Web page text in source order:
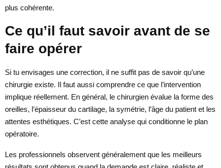
plus cohérente.
Ce qu’il faut savoir avant de se
faire opérer
Si tu envisages une correction, il ne suffit pas de savoir qu’une
chirurgie existe. Il faut aussi comprendre ce que l’intervention
implique réellement. En général, le chirurgien évalue la forme des
oreilles, l’épaisseur du cartilage, la symétrie, l’âge du patient et les
attentes esthétiques. C’est cette analyse qui conditionne le plan
opératoire.
Les professionnels observent généralement que les meilleurs